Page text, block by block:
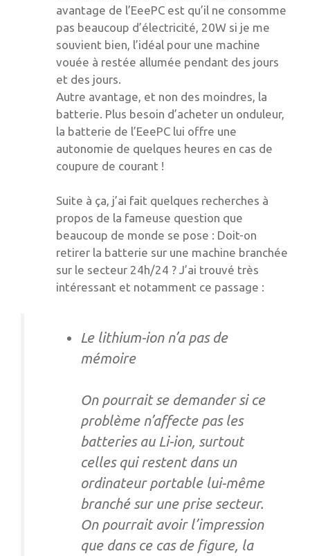
avantage de l’EeePC est qu’il ne consomme
pas beaucoup d’électricité, 20W si je me
souvient bien, l’idéal pour une machine
vouée à restée allumée pendant des jours
et des jours.
Autre avantage, et non des moindres, la
batterie. Plus besoin d’acheter un onduleur,
la batterie de l’EeePC lui offre une
autonomie de quelques heures en cas de
coupure de courant !
Suite à ça, j’ai fait quelques recherches à
propos de la fameuse question que
beaucoup de monde se pose : Doit-on
retirer la batterie sur une machine branchée
sur le secteur 24h/24 ? J’ai trouvé très
intéressant et notamment ce passage :
Le lithium-ion n’a pas de
mémoire
On pourrait se demander si ce
problème n’affecte pas les
batteries au Li-ion, surtout
celles qui restent dans un
ordinateur portable lui-même
branché sur une prise secteur.
On pourrait avoir l’impression
que dans ce cas de figure, la